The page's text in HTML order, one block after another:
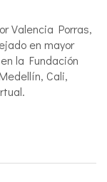
Valencia Porras,
en mayor
la Fundación
Cali,